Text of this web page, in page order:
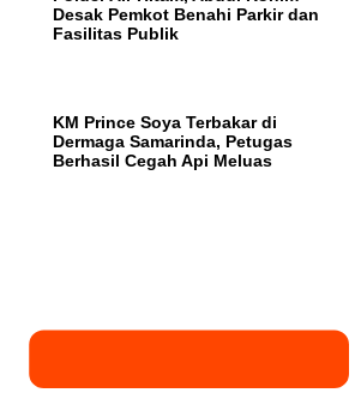
Desak Pemkot Benahi Parkir dan
Fasilitas Publik
KM Prince Soya Terbakar di
Dermaga Samarinda, Petugas
Berhasil Cegah Api Meluas